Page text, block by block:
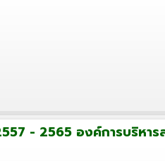
- 2565 องค์การบริหา